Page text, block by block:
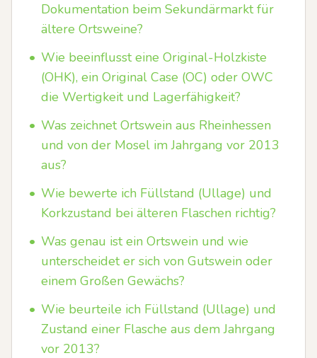
Dokumentation beim Sekundärmarkt für
ältere Ortsweine?
• Wie beeinflusst eine Original-Holzkiste
(OHK), ein Original Case (OC) oder OWC
die Wertigkeit und Lagerfähigkeit?
• Was zeichnet Ortswein aus Rheinhessen
und von der Mosel im Jahrgang vor 2013
aus?
• Wie bewerte ich Füllstand (Ullage) und
Korkzustand bei älteren Flaschen richtig?
• Was genau ist ein Ortswein und wie
unterscheidet er sich von Gutswein oder
einem Großen Gewächs?
• Wie beurteile ich Füllstand (Ullage) und
Zustand einer Flasche aus dem Jahrgang
vor 2013?